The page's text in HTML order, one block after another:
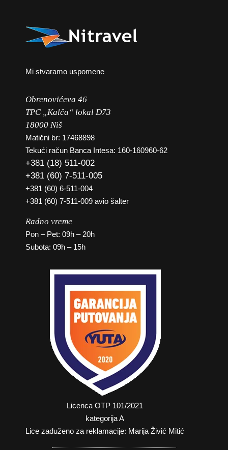
Mi stvaramo uspomene
Obrenovićeva 46
TPC „Kalča“ lokal D73
18000 Niš
Matični br: 17468898
Tekući račun Banca Intesa: 160-160960-62
+381 (18) 511-002
+381 (60) 7-511-005
+381 (60) 6-511-004
+381 (60) 7-511-009 avio šalter
Radno vreme
Pon – Pet: 09h – 20h
Subota: 09h – 15h
Licenca OTP 101/2021
kategorija A
Lice zaduženo za reklamacije: Marija Živić Mitić